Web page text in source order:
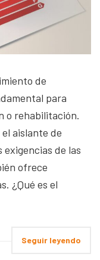
de
para
o rehabilitación.
aislante de
de las
ofrece
¿Qué es el
Seguir leyendo